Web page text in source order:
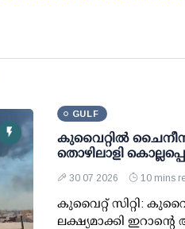
GULF
കുവൈറ്റില്‍
തൊഴിലാളി
30 07 2026 10 mins
കുവൈറ്റ് സിറ്റി:
ലക്ഷ്യമാക്കി